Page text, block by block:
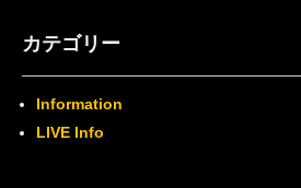
カテゴリー
Information
LIVE Info